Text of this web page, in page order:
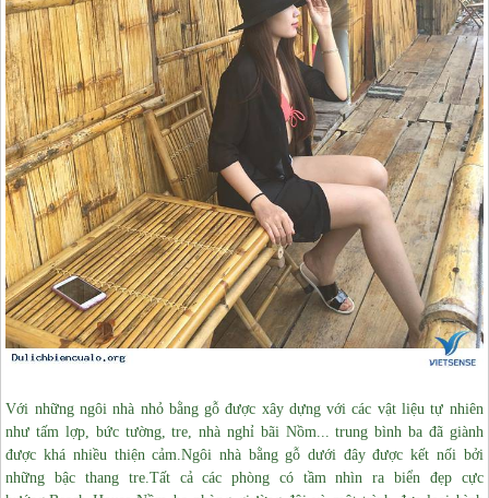
Với những ngôi nhà nhỏ bằng gỗ được xây dựng với các vật liệu tự nhiên
như tấm lợp, bức tường, tre, nhà nghỉ bãi Nồm... trung bình ba đã giành
được khá nhiều thiện cảm.Ngôi nhà bằng gỗ dưới đây được kết nối bởi
những bậc thang tre.Tất cả các phòng có tầm nhìn ra biển đẹp cực